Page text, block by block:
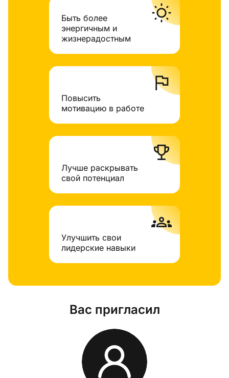
wb_sunny
Быть более
энергичным и
жизнерадостным
flag
Повысить
мотивацию в работе
trophy
Лучше раскрывать
свой потенциал
groups
Улучшить свои
лидерские навыки
Вас пригласил